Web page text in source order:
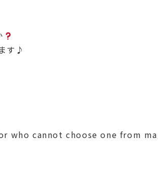
す♪
who cannot choose one from